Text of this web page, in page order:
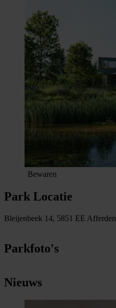
Bewaren
Park Locatie
Bleijenbeek 14, 5851 EE Afferden
Parkfoto's
Nieuws